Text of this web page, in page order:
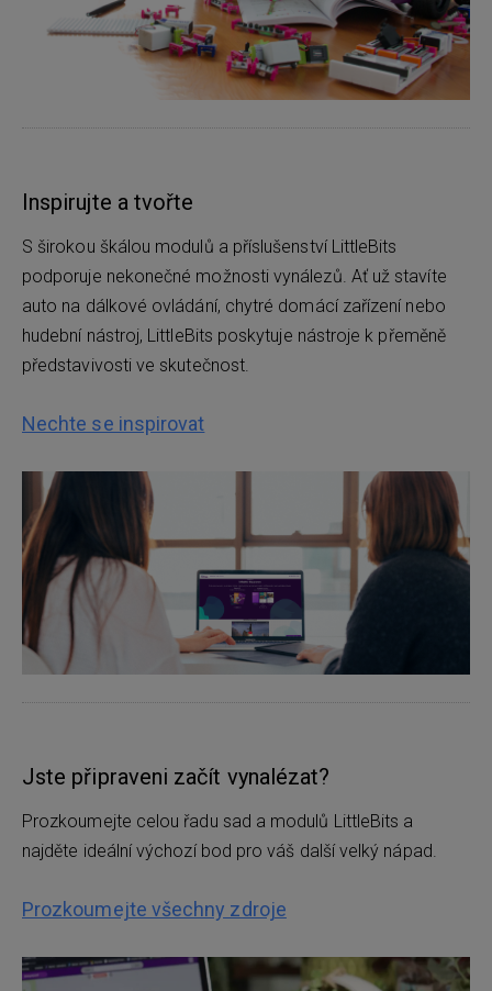
Inspirujte a tvořte
S širokou škálou modulů a příslušenství LittleBits
podporuje nekonečné možnosti vynálezů. Ať už stavíte
auto na dálkové ovládání, chytré domácí zařízení nebo
hudební nástroj, LittleBits poskytuje nástroje k přeměně
představivosti ve skutečnost.
Nechte se inspirovat
Jste připraveni začít vynalézat?
Prozkoumejte celou řadu sad a modulů LittleBits a
najděte ideální výchozí bod pro váš další velký nápad.
Prozkoumejte všechny zdroje